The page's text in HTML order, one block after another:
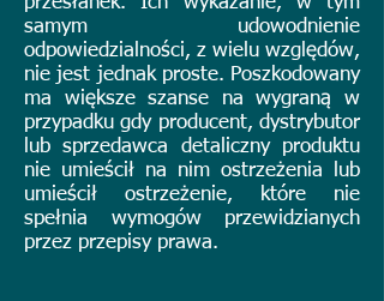
samym udowodnienie
odpowiedzialności, z wielu względów,
nie jest jednak proste. Poszkodowany
ma większe szanse na wygraną w
przypadku gdy producent, dystrybutor
lub sprzedawca detaliczny produktu
nie umieścił na nim ostrzeżenia lub
umieścił ostrzeżenie, które nie
spełnia wymogów przewidzianych
przez przepisy prawa.